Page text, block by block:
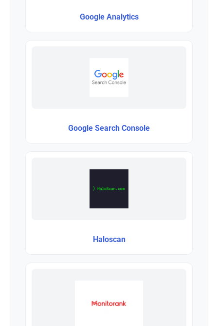
Google Analytics
Google Search Console
Haloscan